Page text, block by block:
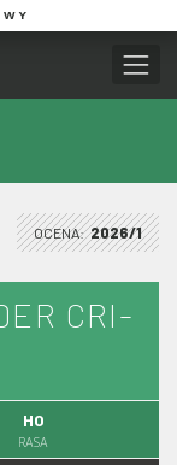
OCENA: 2026/1
CRI-
HO
RASA